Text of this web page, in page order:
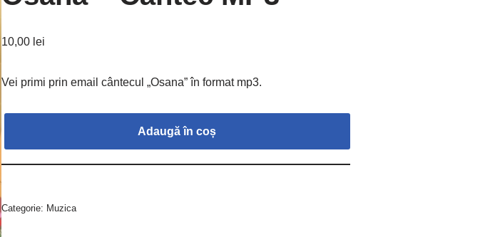
10,00 lei
Vei primi prin email cântecul „Osana” în format mp3.
Adaugă în coș
Categorie: Muzica